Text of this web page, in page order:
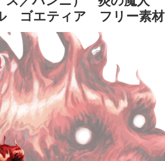
ゴエティア フリー素材